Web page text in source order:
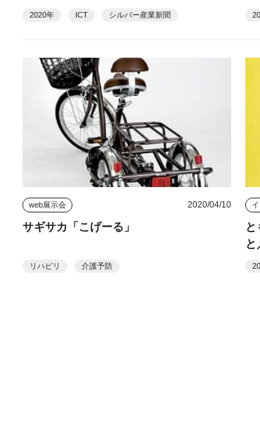
ト・ICTを活用して、利用者の自立した
2020年 ICT シルバー産業新聞
web展示会 2020/04/10
サギサカ「こげーる」
リハビリ 介護予防
と